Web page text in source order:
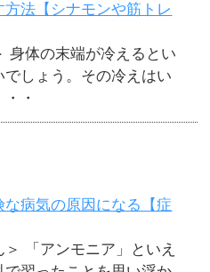
法【シナモンや筋トレ
体の末端が冷えるとい
しょう。その冷えはい
・
病気の原因になる【症
「アンモニア」といえ